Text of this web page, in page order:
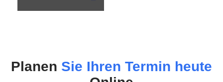
Planen Sie Ihren Termin heute